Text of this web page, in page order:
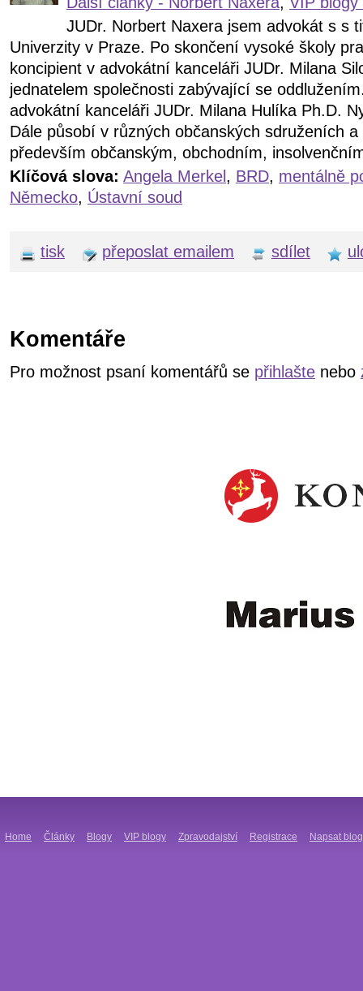
JUDr. Norbert Naxera jsem advokát s s
Univerzity v Praze. Po skončení vysoké školy
koncipient v advokátní kanceláři JUDr. Milana
jednatelem společnosti zabývající se
advokátní kanceláři JUDr. Milana Hulíka Ph.D.
Dále působí v různých občanských sdruženích
především občanským, obchodním,
Klíčová slova: Angela Merkel , BRD, mentálně
Německo, Ústavní soud
tisk přeposlat emailem sdílet
Komentáře
Pro možnost psaní komentářů se přihlašte nebo
Home Články Blogy VIP blogy Zpravodajství Registrace Napsat blog